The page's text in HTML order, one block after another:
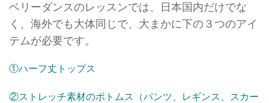
ベリーダンスのレッスンでは、日本国内だけでな
く、海外でも大体同じで、大まかに下の３つのアイ
テムが必要です。
①ハーフ丈トップス
②ストレッチ素材のボトムス（パンツ、レギンス、スカー